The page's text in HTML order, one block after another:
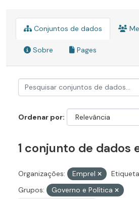
Conjuntos de dados
Sobre Pages
Ordenar por
1 conjunto de dados
Organizações: Emprel
Grupos:
Governo e Política